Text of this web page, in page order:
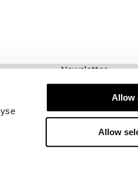
Allow
Allow
Newsletter
Prenumerera på
erbjudanden,
mer.